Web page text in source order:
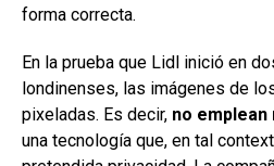
forma correcta.
En la prueba que Lidl inició en
londinenses, las imágenes de
pixeladas. Es decir, no emplean
una tecnología que, en tal